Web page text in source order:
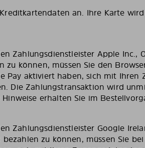
an. Ihre Karte
Zahlungsdienstleister Apple Inc.,
zu können, müssen Sie den
Pay aktiviert haben, sich mit Ihren
Die Zahlungstransaktion wird
erhalten Sie im
Zahlungsdienstleister Google
bezahlen zu können, müssen Sie